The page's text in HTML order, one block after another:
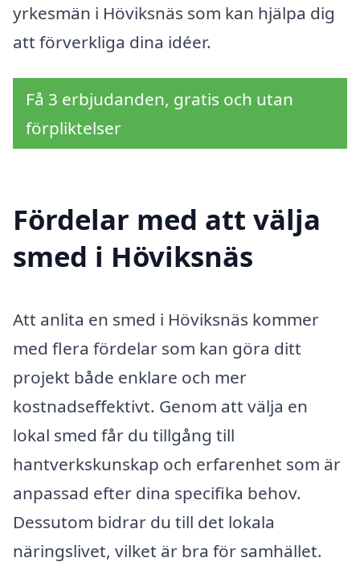
yrkesmän i Höviksnäs som kan hjälpa dig
att förverkliga dina idéer.
Få 3 erbjudanden, gratis och utan
förpliktelser
Fördelar med att välja
smed i Höviksnäs
Att anlita en smed i Höviksnäs kommer
med flera fördelar som kan göra ditt
projekt både enklare och mer
kostnadseffektivt. Genom att välja en
lokal smed får du tillgång till
hantverkskunskap och erfarenhet som är
anpassad efter dina specifika behov.
Dessutom bidrar du till det lokala
näringslivet, vilket är bra för samhället.